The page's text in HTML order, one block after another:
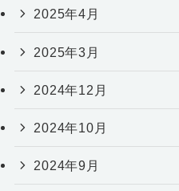
2025年4月
2025年3月
2024年12月
2024年10月
2024年9月